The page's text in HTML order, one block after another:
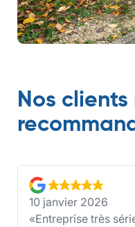
Nos clients
10 janvier 2026
Entreprise très